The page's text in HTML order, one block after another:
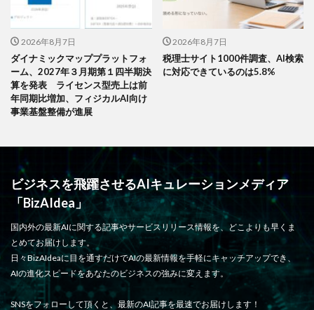
2026年8月7日
ダイナミックマッププラットフォ
ーム、2027年３月期第１四半期決
算を発表 ライセンス型売上は前
年同期比増加、フィジカルAI向け
事業基盤整備が進展
2026年8月7日
税理士サイト1000件調査、AI検索
に対応できているのは5.8%
ビジネスを飛躍させるAIキュレーションメディア
「BizAIdea」
国内外の最新AIに関する記事やサービスリリース情報を、どこよりも早くま
とめてお届けします。
日々BizAIdeaに目を通すだけでAIの最新情報を手軽にキャッチアップでき、
AIの進化スピードをあなたのビジネスの強みに変えます。
SNSをフォローして頂くと、最新のAI記事を最速でお届けします！